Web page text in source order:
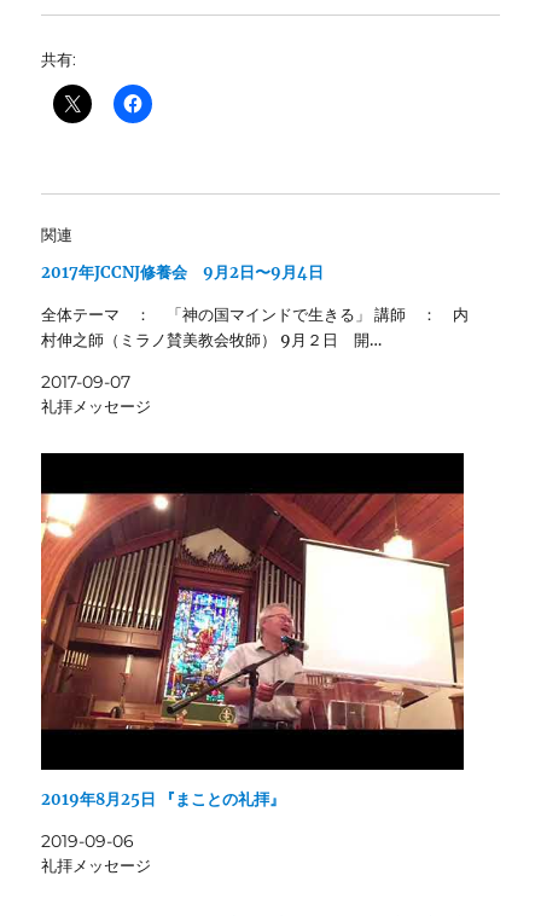
共有:
関連
2017年JCCNJ修養会 9月2日〜9月4日
全体テーマ ： 「神の国マインドで生きる」 講師 ： 内
村伸之師（ミラノ賛美教会牧師） 9月２日 開…
2017-09-07
礼拝メッセージ
2019年8月25日 『まことの礼拝』
2019-09-06
礼拝メッセージ